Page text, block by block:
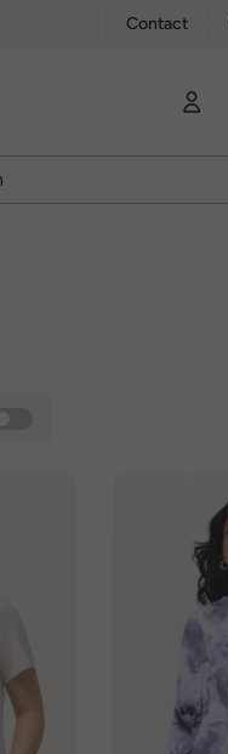
Contact